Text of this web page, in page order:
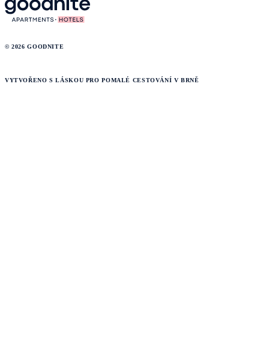
© 2026 GOODNITE
VYTVOŘENO S LÁSKOU PRO POMALÉ CESTOVÁNÍ V BRNĚ